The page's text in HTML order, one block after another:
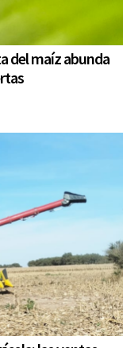
del maíz abunda